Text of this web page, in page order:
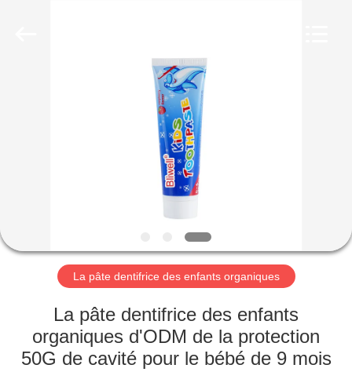
AU
SUJET
NOUS
VISITE
La pâte dentifrice des enfants organiques
La pâte dentifrice des enfants
organiques d'ODM de la protection
50G de cavité pour le bébé de 9 mois